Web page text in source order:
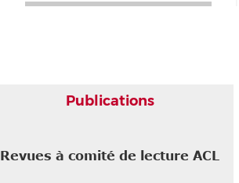
damping techniques
Adaptive Structures and Intelligent
Publications
Revues à comité de lecture ACL